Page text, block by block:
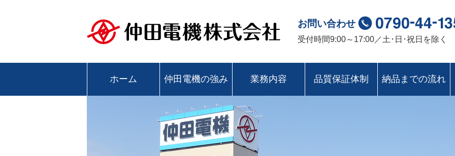
お問い合わせ
受付時間9:00～17:00／土･日･祝日を除く
ホーム 仲田電機の強み 業務内容
熱硬化性樹脂成形
熱可塑性樹脂成形
機械加工
品質保証体制 納品までの流れ